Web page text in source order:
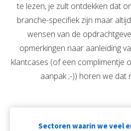
te lezen, je zult ontdekken dat
branche-specifiek zijn maar
wensen van de
opmerkingen naar aanleiding
klantcases (of een complimentje
aanpak ;-)) horen we dat
Sectoren waarin we veel